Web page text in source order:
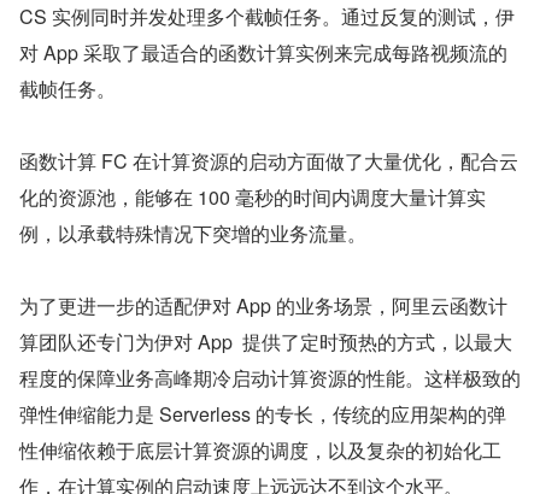
CS 实例同时并发处理多个截帧任务。通过反复的测试，伊
对 App 采取了最适合的函数计算实例来完成每路视频流的
截帧任务。​
函数计算 FC 在计算资源的启动方面做了大量优化，配合云
化的资源池，能够在 100 毫秒的时间内调度大量计算实
例，以承载特殊情况下突增的业务流量。
为了更进一步的适配伊对 App 的业务场景，阿里云函数计
算团队还专门为伊对 App  提供了定时预热的方式，以最大
程度的保障业务高峰期冷启动计算资源的性能。这样极致的
弹性伸缩能力是 Serverless 的专长，传统的应用架构的弹
性伸缩依赖于底层计算资源的调度，以及复杂的初始化工
作，在计算实例的启动速度上远远达不到这个水平。​